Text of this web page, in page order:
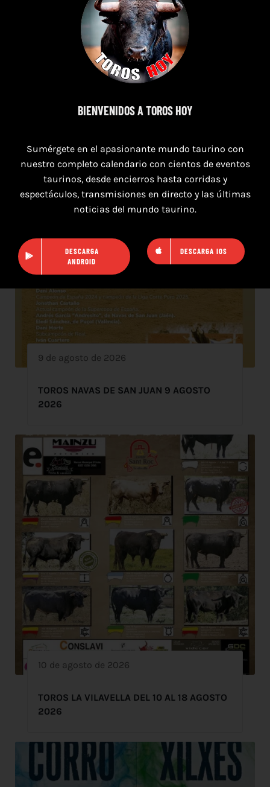
8 de agosto de 2026
TOROS GENT DEL BARRI MASSAMAGRELL 8
9 de agosto de 2026
TOROS NAVAS DE SAN JUAN 9 AGOSTO
2026
10 de agosto de 2026
TOROS LA VILAVELLA DEL 10 AL 18 AGOSTO
2026
BIENVENIDOS A TOROS HOY
Sumérgete en el apasionante mundo taurino con
nuestro completo calendario con cientos de eventos
taurinos, desde encierros hasta corridas y
espectáculos, transmisiones en directo y las últimas
noticias del mundo taurino.
DESCARGA
ANDROID
DESCARGA IOS